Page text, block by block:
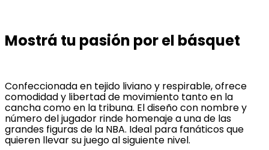
Mostrá tu pasión por el básquet
Confeccionada en tejido liviano y respirable, ofrece
comodidad y libertad de movimiento tanto en la
cancha como en la tribuna. El diseño con nombre y
número del jugador rinde homenaje a una de las
grandes figuras de la NBA. Ideal para fanáticos que
quieren llevar su juego al siguiente nivel.